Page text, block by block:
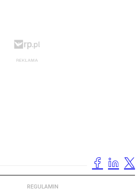
REGULAMIN